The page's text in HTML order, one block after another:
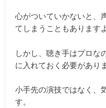
心がついていかないと、
てしまうこともあります
しかし、聴き手はプロな
に入れておく必要があり
小手先の演技ではなく、
す。